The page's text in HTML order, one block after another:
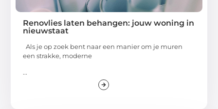
Renovlies laten behangen: jouw woning in
nieuwstaat
Als je op zoek bent naar een manier om je muren
een strakke, moderne
...